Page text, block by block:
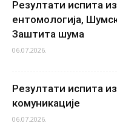
Резултати испита
ентомологија,
Заштита шума
06.07.2026.
Резултати испита
комуникације
06.07.2026.